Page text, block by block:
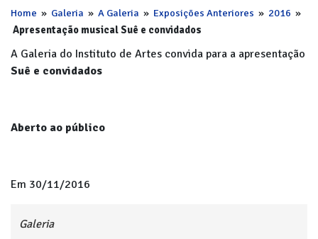
Home » Galeria » A Galeria » Exposições Anteriores » 2016 »
Apresentação musical Suê e convidados
A Galeria do Instituto de Artes convida para a apresentação
Suê e convidados
Aberto ao público
Em 30/11/2016
Galeria